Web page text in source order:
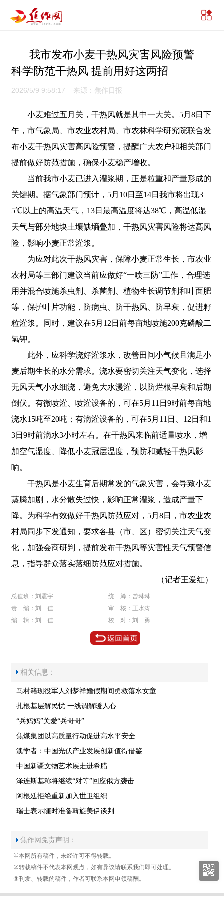
我市发布小麦干热风灾害风险预警
科学防范干热风 提前用好这两招
2026/5/9 9:58:17 来源：焦作日报
小麦难过五月关，干热风就是其中一大关。5月8日下
午，市气象局、市农业农村局、市农林科学研究院联合发
布小麦干热风灾害高风险预警，提醒广大农户和相关部门
提前做好防范措施，确保小麦稳产增收。
当前我市小麦已进入灌浆期，正是粒重和产量形成的
关键期。据气象部门预计，5月10日至14日我市将出现3
5℃以上的高温天气，13日最高温度将达38℃，高温低湿
天气与部分地块土壤缺墒叠加，干热风灾害风险将达高风
险，影响小麦正常灌浆。
为应对此次干热风灾害，保障小麦正常生长，市农业
农村局等三部门建议当前应做好“一喷三防”工作，合理选
用并混合喷施杀虫剂、杀菌剂、植物生长调节剂和叶面肥
等，保护叶片功能，防病虫、防干热风、防早衰，促进籽
粒灌浆。同时，建议在5月12日前每亩地喷施200克磷酸二
氢钾。
此外，应科学浇好灌浆水，改善田间小气候且满足小
麦后期生长的水分需求。浇水要密切关注天气变化，选择
无风天气小水细浇，避免大水漫灌，以防烂根早衰和后期
倒伏。有微喷灌、喷灌设备的，可在5月11日9时前每亩地
浇水15吨至20吨；有滴灌设备的，可在5月11日、12日和1
3日9时前滴水3小时左右。在干热风来临前适量喷水，增
加空气湿度、降低小麦冠层温度，预防和减轻干热风影
响。
干热风是小麦生育后期常发的气象灾害，会导致小麦
蒸腾加剧，水分散失过快，影响正常灌浆，造成产量下
降。为科学有效做好干热风防范应对，5月8日，市农业农
村局同步下发通知，要求各县（市、区）密切关注天气变
化，加强会商研判，提前发布干热风等灾害性天气预警信
息，指导群众落实落细防范应对措施。
（记者王爱红）
总值班：刘震宇
统 筹：曾琳琳
责 编：刘 佳
审 核：王水涛
编 辑：刘 佳
校 对：刘 勇
相关信息：
马村籍现役军人刘梦祥婚假期间勇救落水女童
扎根基层解民忧 一线调解暖人心
“兵妈妈”关爱“兵哥哥”
焦煤集团以高质量行动促进高水平安全
澳学者：中国光伏产业发展创新值得借鉴
中国新疆文物艺术展走进希腊
泽连斯基称将继续“对等”回应俄方袭击
阿根廷拒绝重新加入世卫组织
瑞士表示随时准备斡旋美伊谈判
焦作网免责声明：
①本网所有稿件，未经许可不得转载。
②转载稿件不代表本网观点，如有异议请联系我们即可处理。
③刊发、转载的稿件，作者可联系本网申领稿酬。